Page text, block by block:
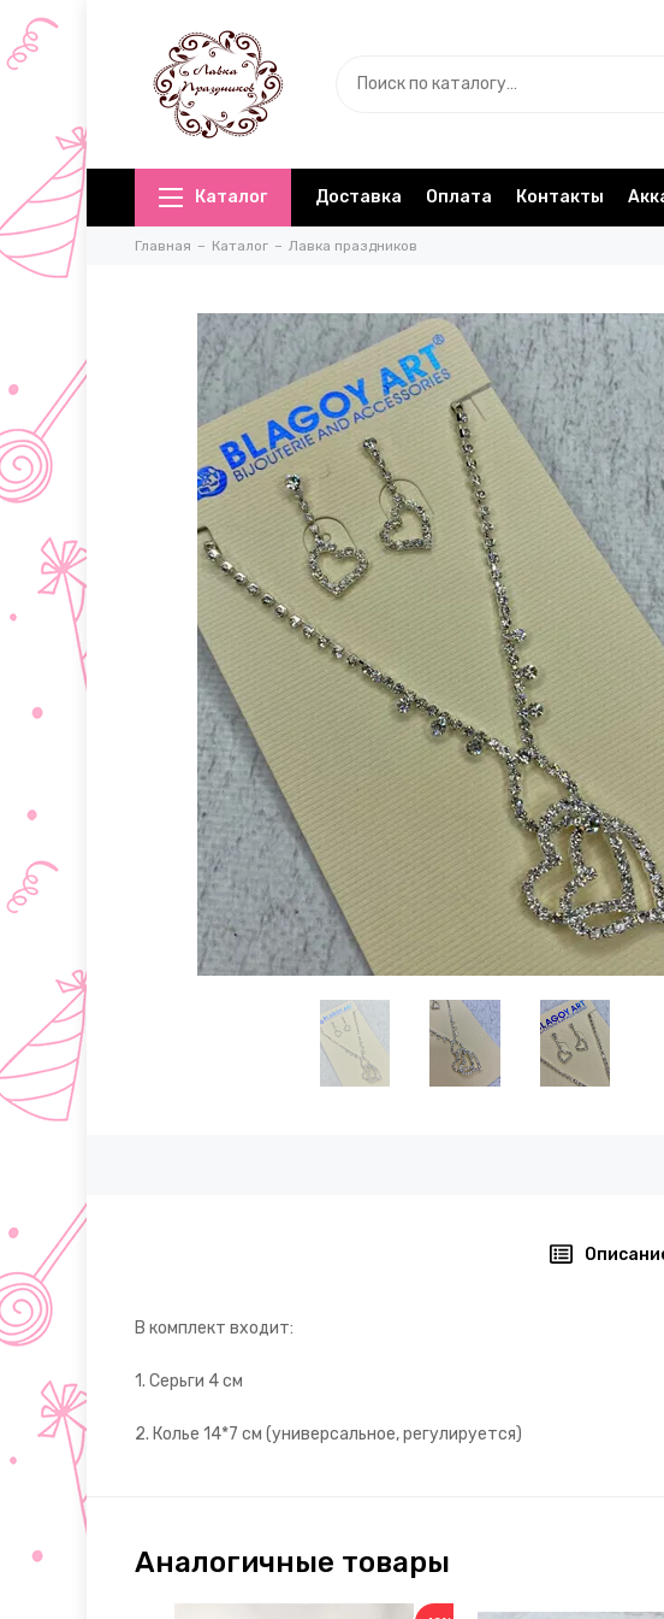
Каталог Доставка Оплата Контакты
Главная Каталог Лавка праздников
В комплект входит:
1. Серьги 4 см
2. Колье 14*7 см (универсальное, регулируется)
Аналогичные товары